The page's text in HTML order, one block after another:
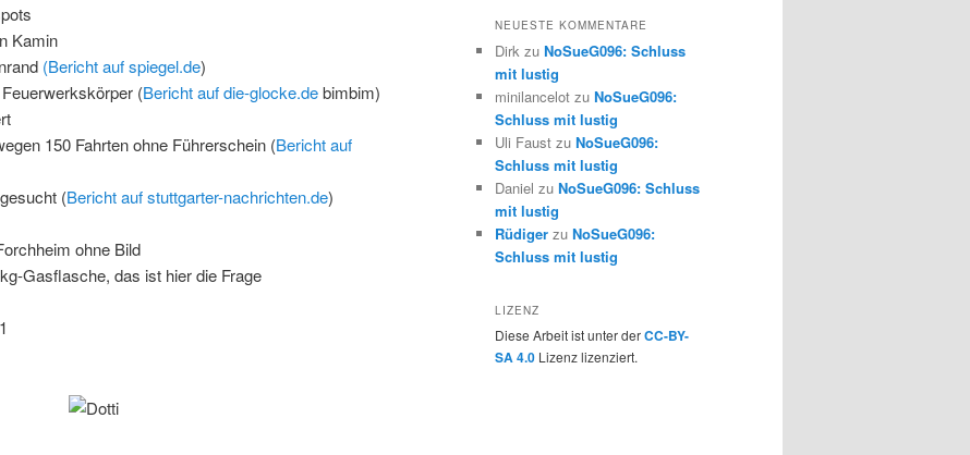
Kamin
(Bericht auf spiegel.de)
(Bericht auf die-glocke.debimbim)
150 Fahrten ohne Führerschein (Bericht auf
(Bericht auf stuttgarter-nachrichten.de)
ohne Bild
Gasflasche, das ist hier die Frage
h
n
NEUESTE KOMMENTARE
Dirk zu NoSueG096: Schluss
mit lustig
minilancelot zu NoSueG096:
Schluss mit lustig
Uli Faust zu NoSueG096:
Schluss mit lustig
Daniel zu NoSueG096: Schluss
mit lustig
Rüdiger zu NoSueG096:
Schluss mit lustig
LIZENZ
Diese Arbeit ist unter derCC-BY-
SA 4.0 Lizenz lizenziert.